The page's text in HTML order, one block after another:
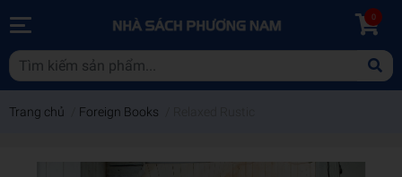
0
Trang chủ Foreign Books